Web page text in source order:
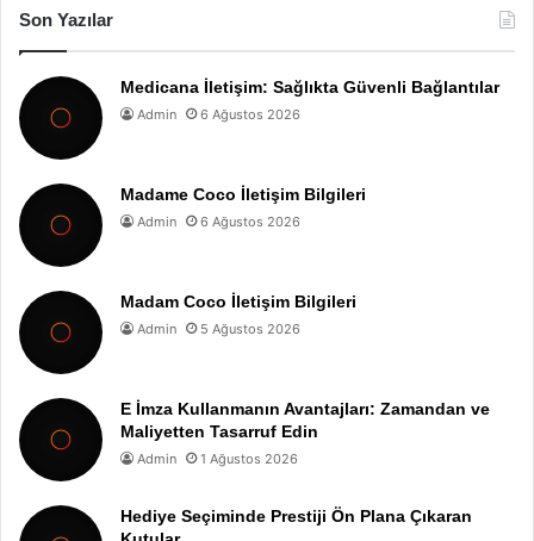
Son Yazılar
Medicana İletişim: Sağlıkta Güvenli Bağlantılar
Admin 6 Ağustos 2026
Madame Coco İletişim Bilgileri
Admin 6 Ağustos 2026
Madam Coco İletişim Bilgileri
Admin 5 Ağustos 2026
E İmza Kullanmanın Avantajları: Zamandan ve
Maliyetten Tasarruf Edin
Admin 1 Ağustos 2026
Hediye Seçiminde Prestiji Ön Plana Çıkaran